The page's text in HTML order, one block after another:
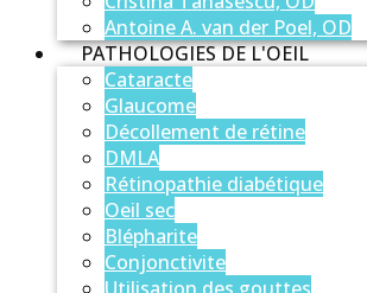
Antoine A. van der Poel, OD
PATHOLOGIES DE L'OEIL
Cataracte
Glaucome
Décollement de rétine
DMLA
Rétinopathie diabétique
Oeil sec
Blépharite
Conjonctivite